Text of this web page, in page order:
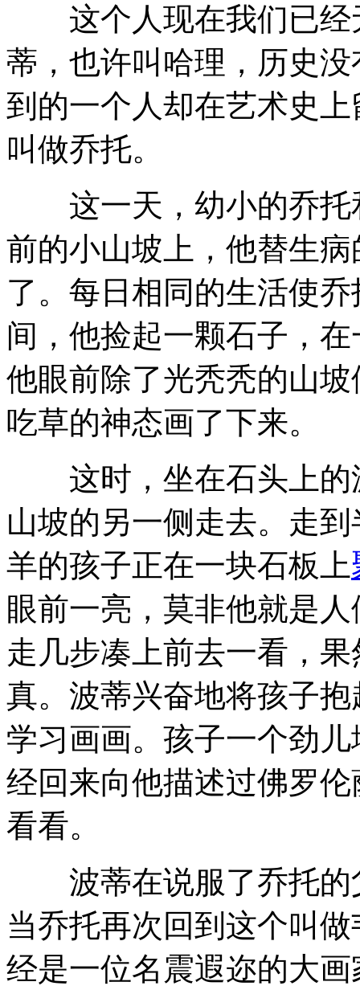
这个人现在我们已经
蒂，也许叫哈理，历史
到的一个人却在艺术史
叫做乔托。
这一天，幼小的乔托
前的小山坡上，他替生
了。每日相同的生活使
间，他捡起一颗石子，
他眼前除了光秃秃的山
吃草的神态画了下来。
这时，坐在石头上的
山坡的另一侧走去。走
羊的孩子正在一块石板上
眼前一亮，莫非他就是
走几步凑上前去一看，
真。波蒂兴奋地将孩子
学习画画。孩子一个劲
经回来向他描述过佛罗
看看。
波蒂在说服了乔托的
当乔托再次回到这个叫
经是一位名震遐迩的大画